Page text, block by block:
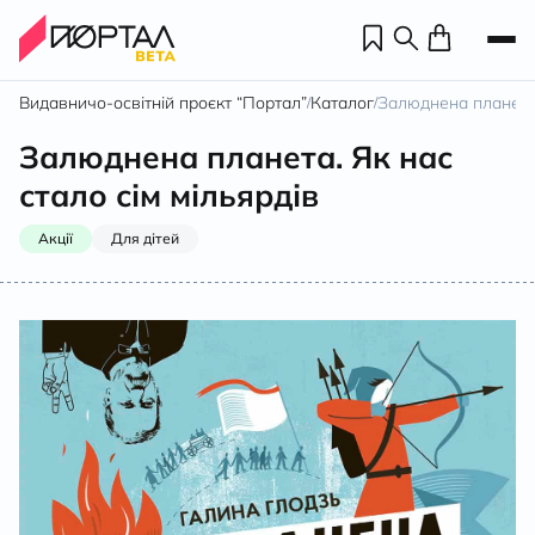
Видавничо-освітній проєкт “Портал”/Каталог/Залюднена
Залюднена планета. Як нас
стало сім мільярдів
Акції Для дітей